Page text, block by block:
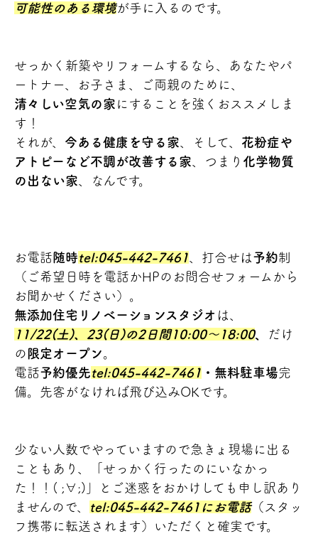
可能性のある環境が手に入るのです。
せっかく新築やリフォームするなら、あなたやパ
ートナー、お子さま、ご両親のために、
清々しい空気の家 にすることを強くおススメしま
す！
それが、 今ある健康を守る家 、そして、 花粉症や
アトピーなど不調が改善する家 、つまり 化学物質
の出ない家 、なんです。
お電話随時tel:045-442-7461 、打合せは予約制
（ご希望日時を電話かHPのお問合せフォームから
お聞かせください）。
無添加住宅リノベーションスタジオ は、
1 1/22(土)、23(日)の2日間10:00～18:00、
だけ
の限定オープン。
電話予約優先tel:045-442-7461 ・無料駐車場完
備。先客がなければ飛び込みOKです。
少ない人数でやっていますので急きょ現場に出る
こともあり、「せっかく行ったのにいなかっ
た！！( ;∀;)」とご迷惑をおかけしても申し訳あり
ませんので、
tel:045-442-7461 にお電話（スタッ
フ携帯に転送されます）いただくと確実です。